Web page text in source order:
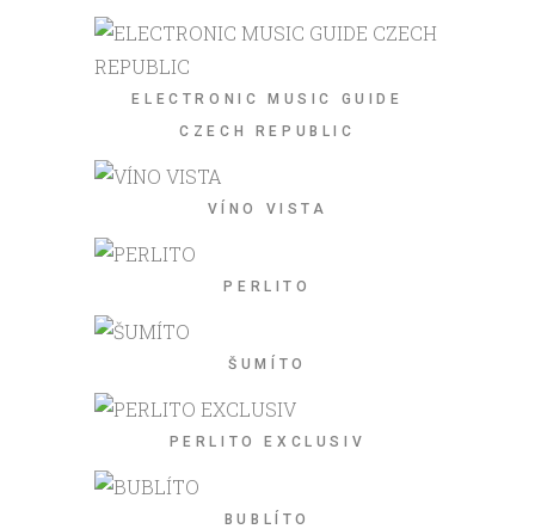
ELECTRONIC MUSIC GUIDE
CZECH REPUBLIC
VÍNO VISTA
PERLITO
ŠUMÍTO
PERLITO EXCLUSIV
BUBLÍTO